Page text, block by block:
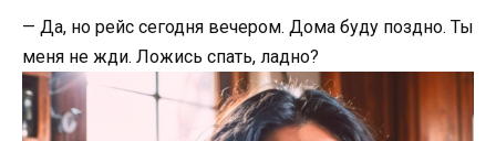
— Да, но рейс сегодня вечером. Дома буду поздно. Ты
меня не жди. Ложись спать, ладно?